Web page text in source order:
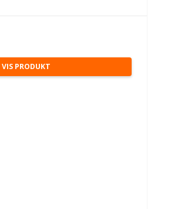
VIS PRODUKT